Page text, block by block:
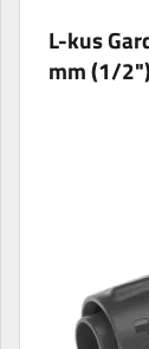
L-kus
mm (1/